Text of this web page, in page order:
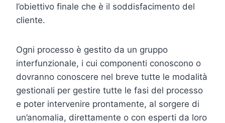
l’obiettivo finale che è il soddisfacimento del
cliente.
Ogni processo è gestito da un gruppo
interfunzionale, i cui componenti conoscono o
dovranno conoscere nel breve tutte le modalità
gestionali per gestire tutte le fasi del processo
e poter intervenire prontamente, al sorgere di
un’anomalia, direttamente o con esperti da loro